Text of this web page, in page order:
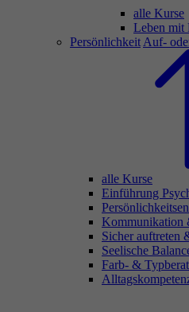
alle Kurse
Leben mit
Persönlichkeit Auf-
alle Kurse
Einführung
Kommunikation
Sicher auftreten
Seelische
Farb- &